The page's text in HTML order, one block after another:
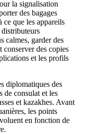
la signalisation
des bagages
ce que les appareils
calmes, garder des
conserver des copies
et les profils
diplomatiques des
de consulat et les
et kazakhes. Avant
les points
en fonction de